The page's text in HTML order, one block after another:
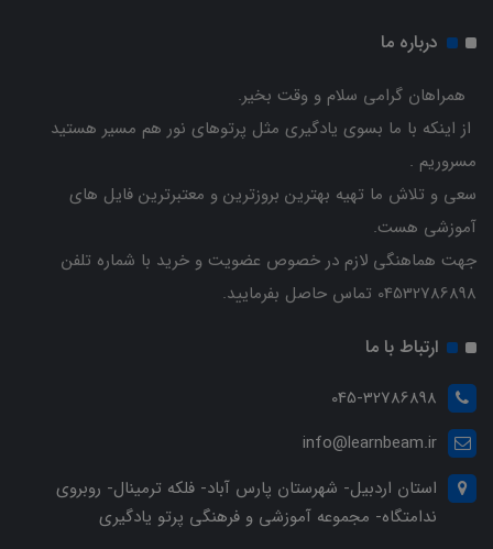
درباره ما
همراهان گرامی سلام و وقت بخیر.
از اینکه با ما بسوی یادگیری مثل پرتوهای نور هم مسیر هستید
مسروریم .
سعی و تلاش ما تهیه بهترین بروزترین و معتبرترین فایل های
آموزشی هست.
جهت هماهنگی لازم در خصوص عضویت و خرید با شماره تلفن
04532786898 تماس حاصل بفرمایید.
ارتباط با ما
045-32786898
info@learnbeam.ir
استان اردبیل- شهرستان پارس آباد- فلکه ترمینال- روبروی
ندامتگاه- مجموعه آموزشی و فرهنگی پرتو یادگیری